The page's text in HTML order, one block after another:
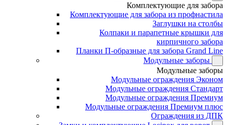
Комплектующие для забора
Комплектующие для забора из профнастила
Заглушки на столбы
Колпаки и парапетные крышки для
кирпичного забора
Планки П-образные для забора Grand Line
Модульные заборы
Модульные заборы
Модульные ограждения Эконом
Модульные ограждения Стандарт
Модульные ограждения Премиум
Модульные ограждения Премиум плюс
Ограждения из ДПК